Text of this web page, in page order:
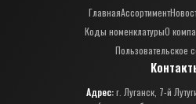
ГлавнаяАссортимент
Коды номенклатурыО
Пользовательское
Адрес:г. Луганск, 7-й